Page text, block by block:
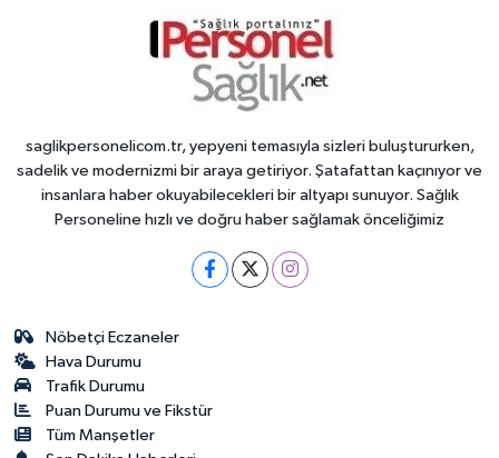
saglikpersonelicom.tr, yepyeni temasıyla sizleri buluştururken,
sadelik ve modernizmi bir araya getiriyor. Şatafattan kaçınıyor ve
insanlara haber okuyabilecekleri bir altyapı sunuyor. Sağlık
Personeline hızlı ve doğru haber sağlamak önceliğimiz
Nöbetçi Eczaneler
Hava Durumu
Trafik Durumu
Puan Durumu ve Fikstür
Tüm Manşetler